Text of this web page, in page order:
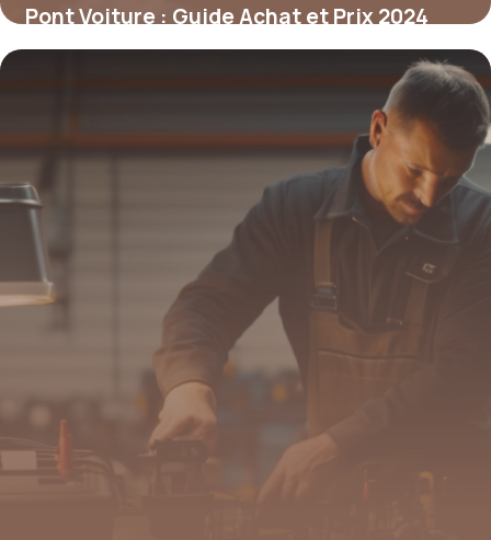
Pont Voiture : Guide Achat et Prix 2024
18 mai 2026